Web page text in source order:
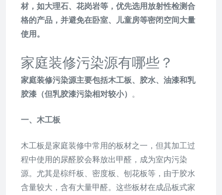
材，如大理石、花岗岩等，优先选用放射性检测合
格的产品，并避免在卧室、儿童房等密闭空间大量
使用。
家庭装修污染源有哪些？
家庭装修污染源主要包括木工板、胶水、油漆和乳
胶漆（但乳胶漆污染相对较小） 。
一、木工板
木工板是家庭装修中常用的板材之一，但其加工过
程中使用的尿醛胶会释放出甲醛，成为室内污染
源。尤其是棕纤板、密度板、刨花板等，由于胶水
含量较大，含有大量甲醛。这些板材在成品板式家